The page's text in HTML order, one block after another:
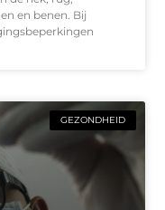
en benen. Bij
GEZONDHEID